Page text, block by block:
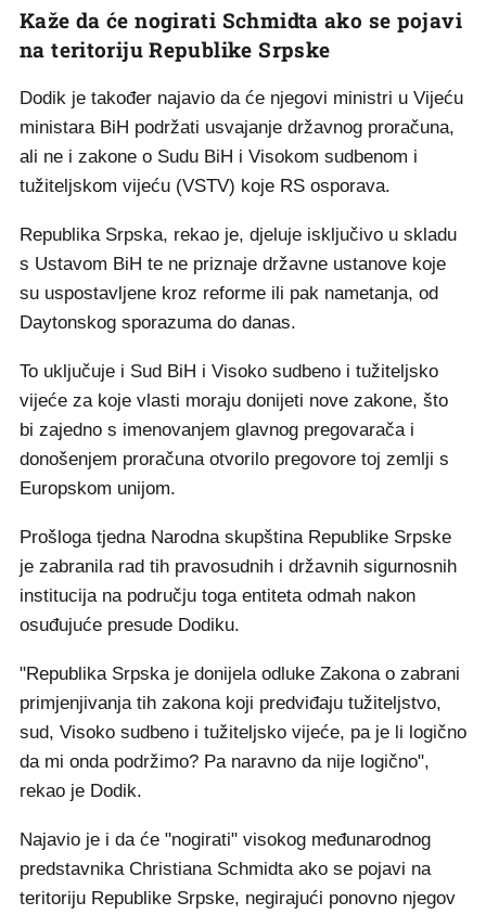
Kaže da će nogirati Schmidta ako se pojavi
na teritoriju Republike Srpske
Dodik je također najavio da će njegovi ministri u Vijeću
ministara BiH podržati usvajanje državnog proračuna,
ali ne i zakone o Sudu BiH i Visokom sudbenom i
tužiteljskom vijeću (VSTV) koje RS osporava.
Republika Srpska, rekao je, djeluje isključivo u skladu
s Ustavom BiH te ne priznaje državne ustanove koje
su uspostavljene kroz reforme ili pak nametanja, od
Daytonskog sporazuma do danas.
To uključuje i Sud BiH i Visoko sudbeno i tužiteljsko
vijeće za koje vlasti moraju donijeti nove zakone, što
bi zajedno s imenovanjem glavnog pregovarača i
donošenjem proračuna otvorilo pregovore toj zemlji s
Europskom unijom.
Prošloga tjedna Narodna skupština Republike Srpske
je zabranila rad tih pravosudnih i državnih sigurnosnih
institucija na području toga entiteta odmah nakon
osuđujuće presude Dodiku.
"Republika Srpska je donijela odluke Zakona o zabrani
primjenjivanja tih zakona koji predviđaju tužiteljstvo,
sud, Visoko sudbeno i tužiteljsko vijeće, pa je li logično
da mi onda podržimo? Pa naravno da nije logično",
rekao je Dodik.
Najavio je i da će "nogirati" visokog međunarodnog
predstavnika Christiana Schmidta ako se pojavi na
teritoriju Republike Srpske, negirajući ponovno njegov